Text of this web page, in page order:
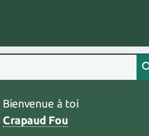
Bienvenue à toi
Crapaud Fou